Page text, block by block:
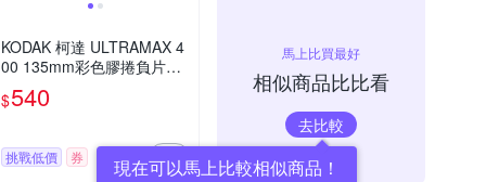
KODAK 柯達 ULTRAMAX 4
00 135mm彩色膠捲負片底
片 /ISO 400 36張
$540
挑戰低價 券
馬上比買最好
相似商品比比看
去比較
現在可以馬上比較相似商品！